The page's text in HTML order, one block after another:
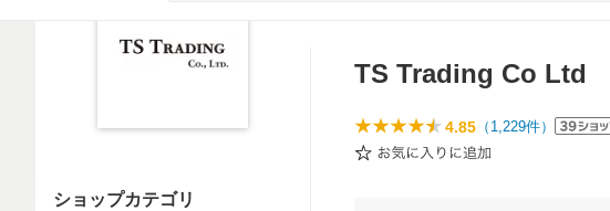
ショップカテゴリ
TS Trading Co Ltd
4.85 （ 1,229件）